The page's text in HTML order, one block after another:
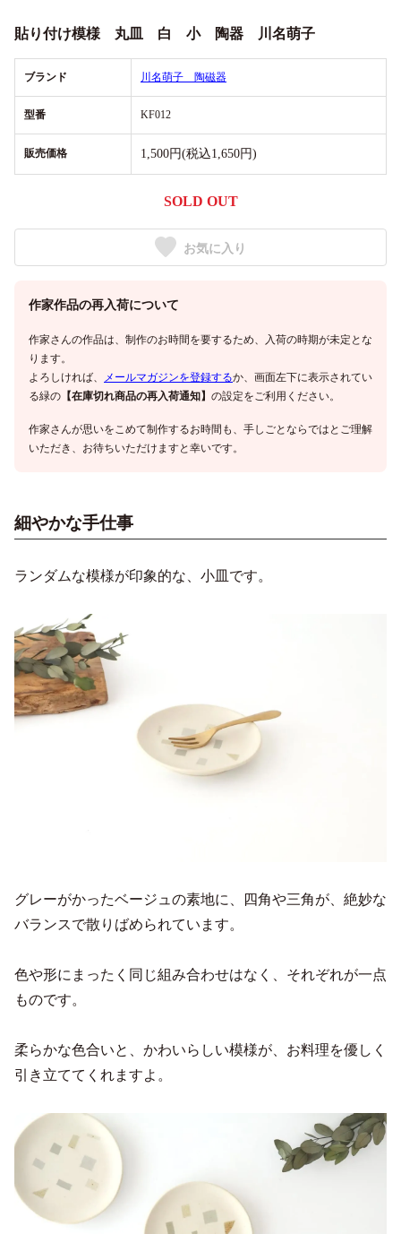
貼り付け模様 丸皿 白 小 陶器 川名萌子
ブランド 川名萌子 陶磁器
型番 KF012
販売価格 1,500円(税込1,650円)
SOLD OUT
お気に入り
作家作品の再入荷について
作家さんの作品は、制作のお時間を要するため、入荷の時期が未定とな
ります。
よろしければ、
メールマガジンを登録するか、画面左下に表示されてい
る緑の 【在庫切れ商品の再入荷通知】 の設定をご利用ください。
作家さんが思いをこめて制作するお時間も、手しごとならではとご理解
いただき、お待ちいただけますと幸いです。
細やかな手仕事
ランダムな模様が印象的な、小皿です。
グレーがかったベージュの素地に、四角や三角が、絶妙な
バランスで散りばめられています。
色や形にまったく同じ組み合わせはなく、それぞれが一点
ものです。
柔らかな色合いと、かわいらしい模様が、お料理を優しく
引き立ててくれますよ。